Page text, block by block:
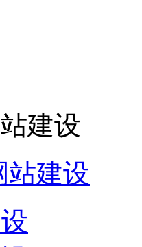
建设
站建设